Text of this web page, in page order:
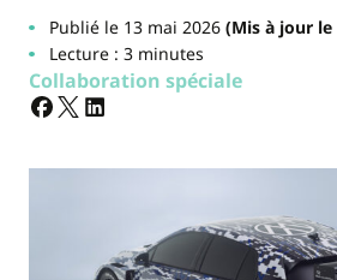
Publié le 13 mai 2026(Mis à jour le
Lecture : 3 minutes
Collaboration spéciale